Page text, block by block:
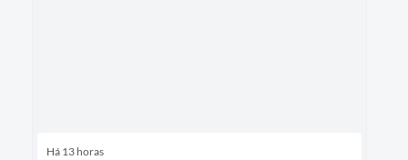
Há 13 horas